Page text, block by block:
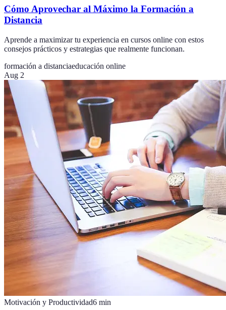
Cómo Aprovechar al Máximo la Formación a
Distancia
Aprende a maximizar tu experiencia en cursos online con estos
consejos prácticos y estrategias que realmente funcionan.
formación a distanciaeducación online
Aug 2
Motivación y Productividad6 min